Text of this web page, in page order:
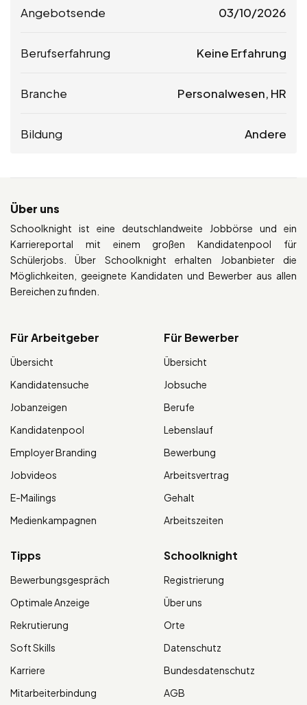
Angebotsende 03/10/2026
Berufserfahrung Keine Erfahrung
Branche Personalwesen, HR
Bildung Andere
Über uns
Schoolknight ist eine deutschlandweite Jobbörse und ein
Karriereportal mit einem großen Kandidatenpool für
Schülerjobs. Über Schoolknight erhalten Jobanbieter die
Möglichkeiten, geeignete Kandidaten und Bewerber aus allen
Bereichen zu finden.
Für Arbeitgeber
Übersicht
Kandidatensuche
Jobanzeigen
Kandidatenpool
Employer Branding
Jobvideos
E-Mailings
Medienkampagnen
Für Bewerber
Übersicht
Jobsuche
Berufe
Lebenslauf
Bewerbung
Arbeitsvertrag
Gehalt
Arbeitszeiten
Tipps
Bewerbungsgespräch
Optimale Anzeige
Rekrutierung
Soft Skills
Karriere
Mitarbeiterbindung
Schoolknight
Registrierung
Über uns
Orte
Datenschutz
Bundesdatenschutz
AGB